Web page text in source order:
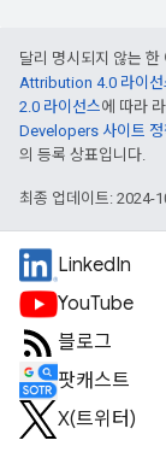
달리 명시되지 않는 한
Attribution 4.0 라이선
2.0 라이선스에 따라
Developers 사이트 정
의 등록 상표입니다.
최종 업데이트: 2024-
LinkedIn
YouTube
블로그
팟캐스트
X(트위터)